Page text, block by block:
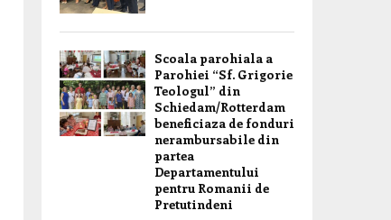
Scoala parohiala a
Parohiei “Sf. Grigorie
Teologul” din
Schiedam/Rotterdam
beneficiaza de fonduri
nerambursabile din
partea
Departamentului
pentru Romanii de
Pretutindeni